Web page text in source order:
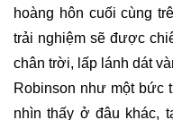
hoàng hôn cuối cùng
trải nghiệm sẽ được
chân trời, lấp lánh dát
Robinson như một bức
nhìn thấy ở đâu khác,